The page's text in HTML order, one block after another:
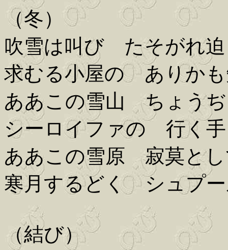
（冬）
吹雪は叫び たそがれ
求むる小屋の ありか
ああこの雪山 ちょう
シーロイファの 行く
ああこの雪原 寂莫と
寒月するどく シュプ
（結び）